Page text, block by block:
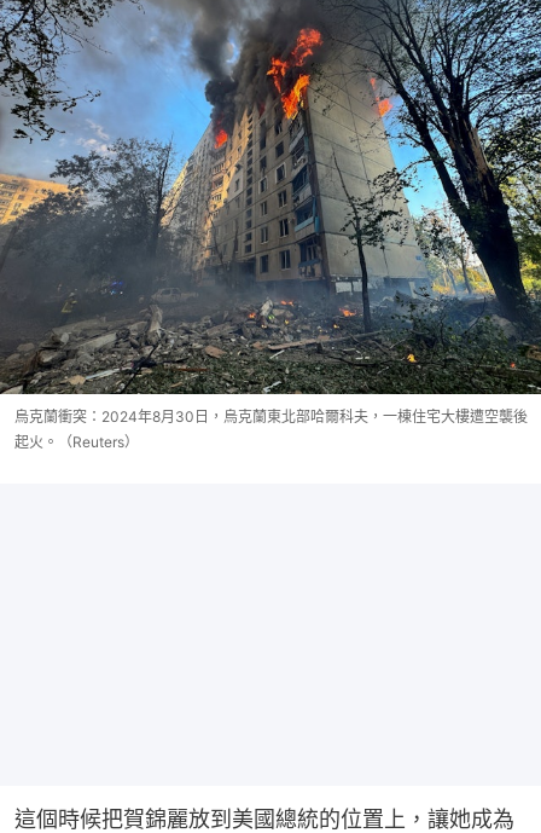
烏克蘭衝突：2024年8月30日，烏克蘭東北部哈爾科夫，一棟住宅大樓遭空襲後
起火。（Reuters）
這個時候把賀錦麗放到美國總統的位置上，讓她成為